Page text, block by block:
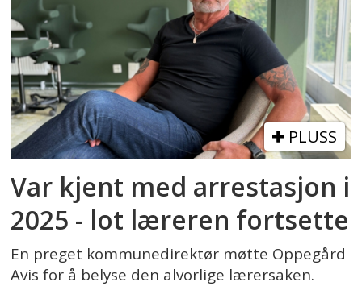
PLUSS
Var kjent med arrestasjon i
2025 - lot læreren fortsette
En preget kommunedirektør møtte Oppegård
Avis for å belyse den alvorlige lærersaken.